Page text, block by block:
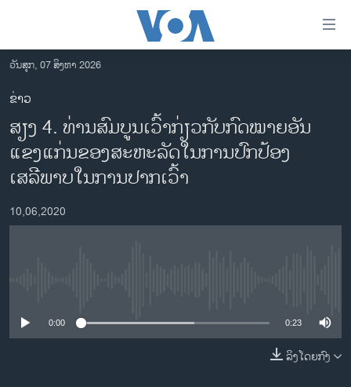
ເຂົ້າ
ຫາ
ຂ້າມ
ຂ້າມ
ຂ້າມ
ໄປ
ຫາ
ຊອກ
ຄົ້ນ
ອາເມຣິກາ
ການເລືອກຕັ້ງ ປະທານາທີບໍດີ ສະຫະລັດ 2024
ໂລກ
ຊຸມຊົນຊາວລາວ
ວັນສຸກ, 07 ສິງຫາ 2026
ຂ່າວ
ສຽງ 4. ທ່ານສົມບູນເວົ້າກ່ຽວກັບກົດໝາຍອັນ
ແຂງແກ່ນຂອງສະຫະລັດໃນການປົກປ້ອງ
ເສລີພາບໃນການປາກເວົ້າ
10,06,2020
0:00 0:23
ລິງໂດຍກົງ